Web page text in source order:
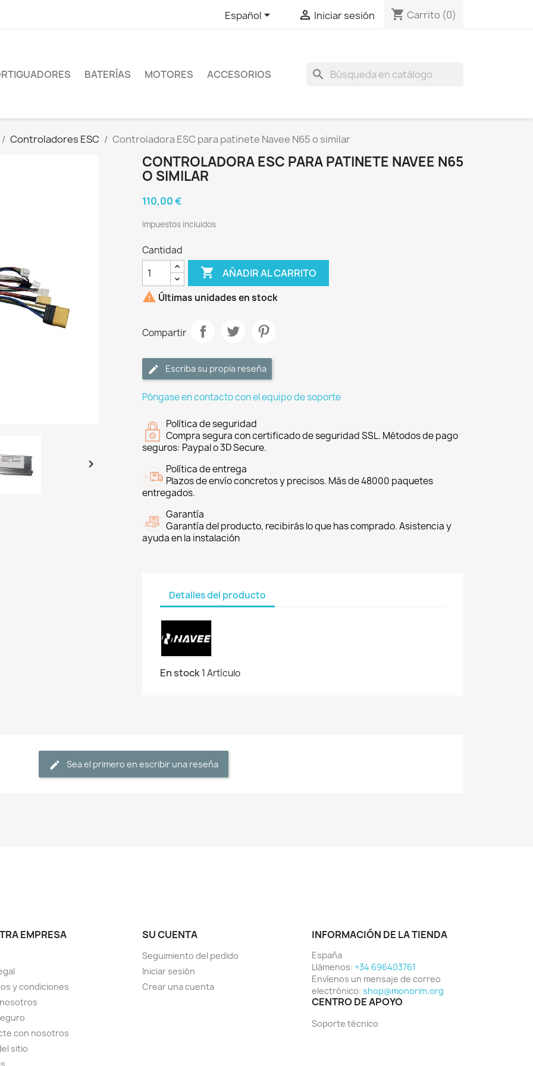
Español  Iniciar sesión shopping_cart Carrito (0)
BATERÍAS MOTORES ACCESORIOS search
Controladores ESC Controladora ESC para patinete Navee N65 o similar

CONTROLADORA ESC PARA PATINETE NAVEE N65
O SIMILAR
110,00 €
Impuestos incluidos
Cantidad
 AÑADIR AL CARRITO
 Últimas unidades en stock
Compartir
Escriba su propia reseña
Póngase en contacto con el equipo de soporte
Política de seguridad
Compra segura con certificado de seguridad SSL. Métodos de pago
seguros: Paypal o 3D Secure.
Política de entrega
Plazos de envío concretos y precisos. Más de 48000 paquetes
entregados.
Garantía
Garantía del producto, recibirás lo que has comprado. Asistencia y
ayuda en la instalación
Detalles del producto
En stock1 Artículo
Sea el primero en escribir una reseña
EMPRESA
y condiciones
con nosotros
sitio
SU CUENTA
Seguimiento del pedido
Iniciar sesión
Crear una cuenta
INFORMACIÓN DE LA TIENDA
España
Llámenos: +34 696403761
Envíenos un mensaje de correo
electrónico: shop@monorim.org
CENTRO DE APOYO
Soporte técnico